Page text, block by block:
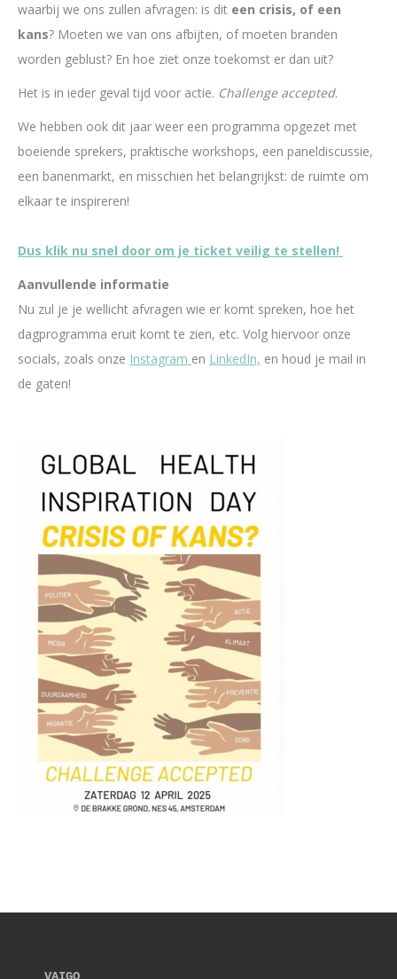
waarbij we ons zullen afvragen: is dit een crisis, of een
kans? Moeten we van ons afbijten, of moeten branden
worden geblust? En hoe ziet onze toekomst er dan uit?
Het is in ieder geval tijd voor actie. Challenge accepted.
We hebben ook dit jaar weer een programma opgezet met
boeiende sprekers, praktische workshops, een paneldiscussie,
een banenmarkt, en misschien het belangrijkst: de ruimte om
elkaar te inspireren!
Dus klik nu snel door om je ticket veilig te stellen!
Aanvullende informatie
Nu zul je je wellicht afvragen wie er komt spreken, hoe het
dagprogramma eruit komt te zien, etc. Volg hiervoor onze
socials, zoals onze Instagram en LinkedIn, en houd je mail in
de gaten!